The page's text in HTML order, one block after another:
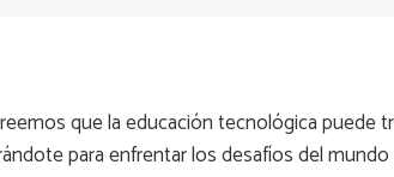
que la educación tecnológica
para enfrentar los desafíos del